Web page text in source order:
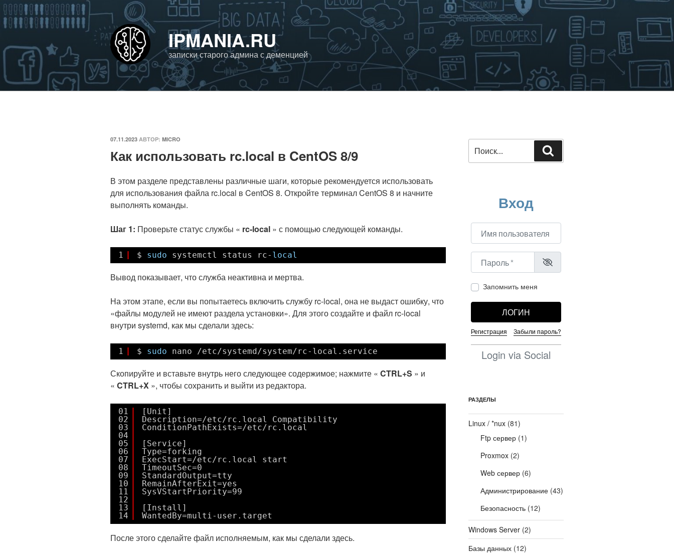
Перейти
содержимому
IPMANIA.RU
записки старого админа с деменцией
ОПУБЛИКОВАНО
07.11.2023 АВТОР: MICRO
Как использовать rc.local в CentOS 8/9
В этом разделе представлены различные шаги, которые рекомендуется использовать
для использования файла rc.local в CentOS 8. Откройте терминал CentOS 8 и начните
выполнять команды.
Шаг 1: Проверьте статус службы « rc-local » с помощью следующей команды.
1 $ sudo systemctl status rc- local
Вывод показывает, что служба неактивна и мертва.
На этом этапе, если вы попытаетесь включить службу rc-local, она не выдаст ошибку, что
«файлы модулей не имеют раздела установки». Для этого создайте и файл rc-local
внутри systemd, как мы сделали здесь:
1 $ sudo nano /etc/systemd/system/rc-local .service
Скопируйте и вставьте внутрь него следующее содержимое; нажмите « CTRL+S » и
« CTRL+X », чтобы сохранить и выйти из редактора.
01
02
03
04
05
06
07
08
09
10
11
12
13
14
[Unit]
Description=/etc/rc.local Compatibility
ConditionPathExists=/etc/rc.local
[Service]
Type=forking
ExecStart=/etc/rc.local start
TimeoutSec=0
StandardOutput=tty
RemainAfterExit=yes
SysVStartPriority=99
[Install]
WantedBy=multi-user.target
После этого сделайте файл исполняемым, как мы сделали здесь.
Вход
Запомнить меня
ЛОГИН
Регистрация Забыли пароль?
Login via Social
РАЗДЕЛЫ
Linux / *nux (81)
Ftp сервер (1)
Proxmox (2)
Web сервер (6)
Администрирование (43)
Безопасность (12)
Windows Server (2)
Базы данных (12)